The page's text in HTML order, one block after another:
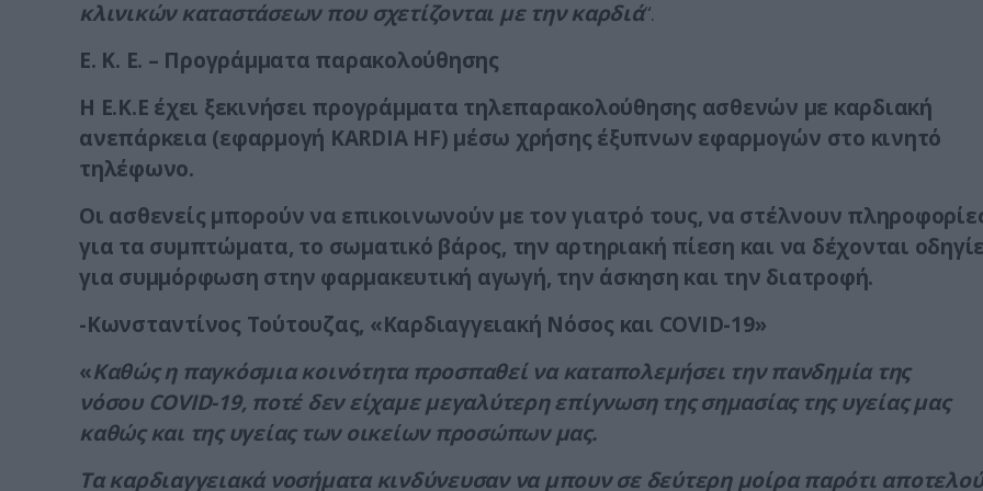
κλινικών καταστάσεων που σχετίζονται με την καρδιά“.
Ε. Κ. Ε. – Προγράμματα παρακολούθησης
Η Ε.Κ.Ε έχει ξεκινήσει προγράμματα τηλεπαρακολούθησης ασθενών με καρδιακή
ανεπάρκεια (εφαρμογή KARDIA HF) μέσω χρήσης έξυπνων εφαρμογών στο κινητό
τηλέφωνο.
Οι ασθενείς μπορούν να επικοινωνούν με τον γιατρό τους, να στέλνουν
για τα συμπτώματα, το σωματικό βάρος, την αρτηριακή πίεση και να δέχονται
για συμμόρφωση στην φαρμακευτική αγωγή, την άσκηση και την διατροφή.
-Κωνσταντίνος Τούτουζας, «Καρδιαγγειακή Νόσος και COVID-19»
«Καθώς η παγκόσμια κοινότητα προσπαθεί να καταπολεμήσει την πανδημία της
νόσου COVID-19, ποτέ δεν είχαμε μεγαλύτερη επίγνωση της σημασίας της υγείας μας
καθώς και της υγείας των οικείων προσώπων μας.
Τα καρδιαγγειακά νοσήματα κινδύνευσαν να μπουν σε δεύτερη μοίρα παρότι